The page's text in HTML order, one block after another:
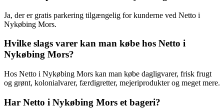
Ja, der er gratis parkering tilgængelig for kunderne ved Netto i
Nykøbing Mors.
Hvilke slags varer kan man købe hos Netto i
Nykøbing Mors?
Hos Netto i Nykøbing Mors kan man købe dagligvarer, frisk frugt
og grønt, kolonialvarer, færdigretter, mejeriprodukter og meget mere.
Har Netto i Nykøbing Mors et bageri?